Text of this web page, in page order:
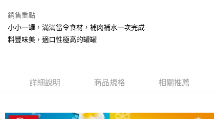
匯豐（台灣）商業銀行
聯邦商業銀行
遠東國際商業銀行
元大商業銀行
街口支付
悠遊付
【大哥付你分期使用說明】
銷售重點
小小一罐，滿滿當令食材，補肉補水一次完成
料豐味美，適口性極高的罐罐
詳細說明 商品規格 相關推薦